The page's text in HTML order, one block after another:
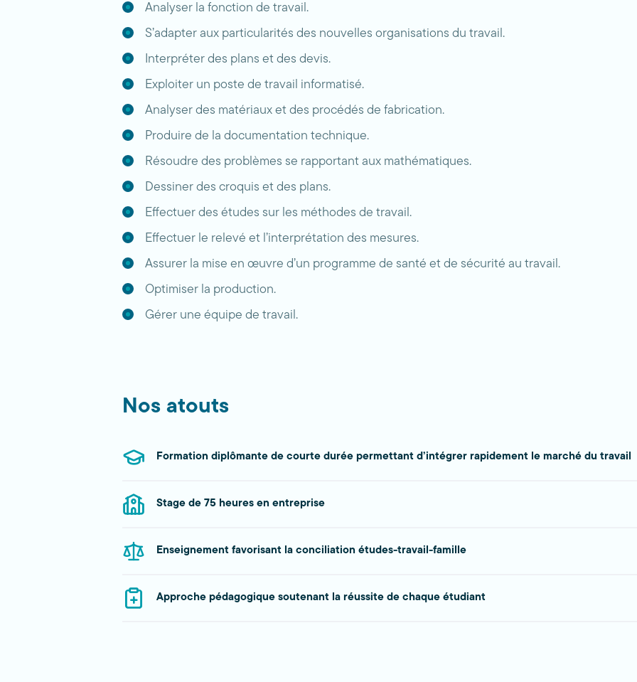
Analyser la fonction de travail.
S’adapter aux particularités des nouvelles organisations du travail.
Interpréter des plans et des devis.
Exploiter un poste de travail informatisé.
Analyser des matériaux et des procédés de fabrication.
Produire de la documentation technique.
Résoudre des problèmes se rapportant aux mathématiques.
Dessiner des croquis et des plans.
Effectuer des études sur les méthodes de travail.
Effectuer le relevé et l’interprétation des mesures.
Assurer la mise en œuvre d’un programme de santé et de sécurité au travail.
Optimiser la production.
Gérer une équipe de travail.
Nos atouts
Formation diplômante de courte durée permettant d’intégrer rapidement le marché du travail
Stage de 75 heures en entreprise
Enseignement favorisant la conciliation études-travail-famille
Approche pédagogique soutenant la réussite de chaque étudiant